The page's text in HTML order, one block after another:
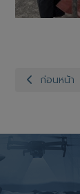
เนื้อหาก่อน
ก่อนหน้า